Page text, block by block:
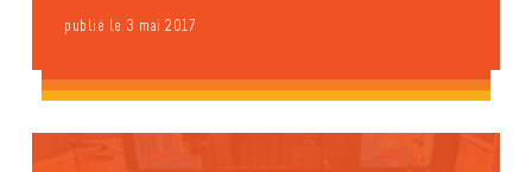
publié le 3 mai 2017